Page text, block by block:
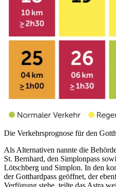
Die Verkehrsprognose für den
Als Alternativen nannte die
St. Bernhard, den Simplonpass
Lötschberg und Simplon. In den
der Gotthardpass geöffnet, der
Verfügung stehe, teilte das Astra